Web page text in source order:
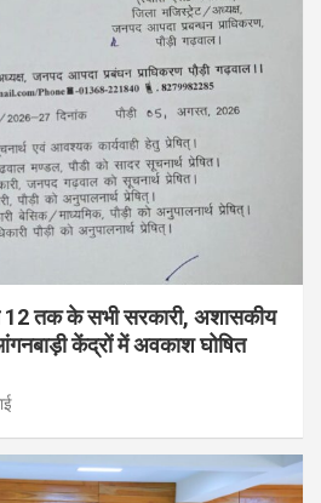
12 तक के सभी सरकारी, अशासकीय
केंद्रों में अवकाश घोषित